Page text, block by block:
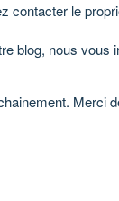
contacter le
blog, nous vous
Merci